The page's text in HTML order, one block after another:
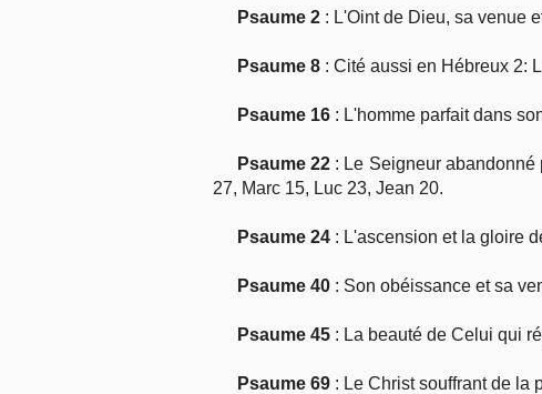
Psaume 2 : L'Oint de Dieu, sa venue
Psaume 8 : Cité aussi en Hébreux 2:
Psaume 16 : L'homme parfait dans
Psaume 22 : Le Seigneur abandonné
27, Marc 15, Luc 23, Jean 20.
Psaume 24 : L'ascension et la gloire
Psaume 40 : Son obéissance et sa
Psaume 45 : La beauté de Celui qui
Psaume 69 : Le Christ souffrant de la